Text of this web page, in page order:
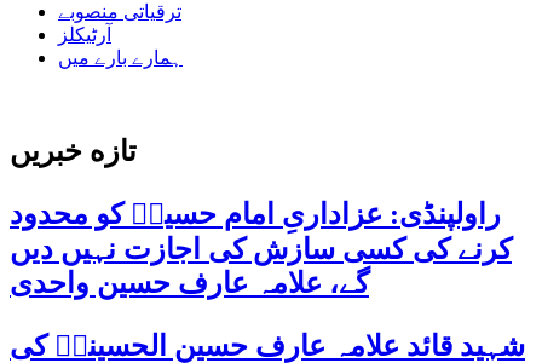
ترقیاتی منصوبے
آرٹیکلز
ہمارے بارے میں
تازه خبریں
راولپنڈی: عزاداریِ امام حسینؑ کو محدود
کرنے کی کسی سازش کی اجازت نہیں دیں
گے، علامہ عارف حسین واحدی
شہید قائد علامہ عارف حسین الحسینیؒ کی